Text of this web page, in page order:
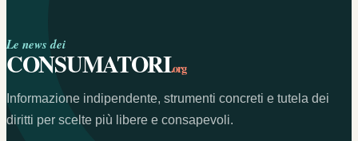
Le news dei
CONSUMATORI.org
Informazione indipendente, strumenti concreti e tutela dei
diritti per scelte più libere e consapevoli.